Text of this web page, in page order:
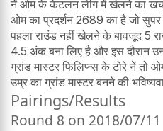
नें ओम के केटलन लीग में खेलने का
ओम का प्रदर्शन 2689 का है जो सुपर
पहला राउंड नहीं खेलने के बावजूद 5
4.5 अंक बना लिए है और इस दौरान
ग्रांड मास्टर फिलिप्न्स के टोरे नें तो
उम्र का ग्रांड मास्टर बनने की
Pairings/Results
Round 8 on 2018/07/